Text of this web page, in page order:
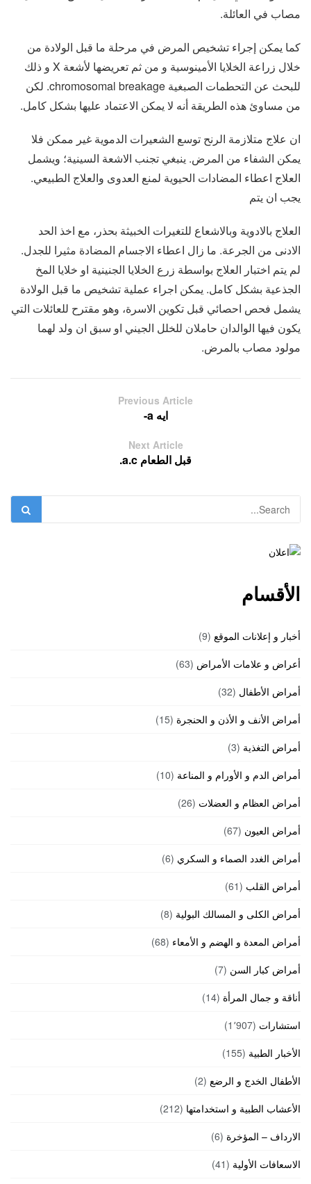
مصاب في العائلة.
كما يمكن إجراء تشخيص المرض في مرحلة ما قبل الولادة من
خلال زراعة الخلايا الأمينوسية و من ثم تعريضها لأشعة X و ذلك
للبحث عن التحطمات الصبغية chromosomal breakage. لكن
من مساوئ هذه الطريقة أنه لا يمكن الاعتماد عليها بشكل كامل.
ان علاج متلازمة الرنح توسع الشعيرات الدموية غير ممكن فلا
يمكن الشفاء من المرض. ينبغي تجنب الاشعة السينية؛ ويشمل
العلاج اعطاء المضادات الحيوية لمنع العدوى والعلاج الطبيعي.
يجب ان يتم
العلاج بالادوية وبالاشعاع للتغيرات الخبيثة بحذر، مع اخذ الحد
الادنى من الجرعة. ما زال اعطاء الاجسام المضادة مثيرا للجدل.
لم يتم اختبار العلاج بواسطة زرع الخلايا الجنينية او خلايا المخ
الجذعية بشكل كامل. يمكن اجراء عملية تشخيص ما قبل الولادة
يشمل فحص احصائي قبل تكوين الاسرة، وهو مقترح للعائلات التي
يكون فيها الوالدان حاملان للخلل الجيني او سبق ان ولد لهما
مولود مصاب بالمرض.
Previous Article
ايه a-
Next Article
قبل الطعام a.c.
الأقسام
أخبار و إعلانات الموقع (9)
أعراض و علامات الأمراض (63)
أمراض الأطفال (32)
أمراض الأنف و الأذن و الحنجرة (15)
أمراض التغذية (3)
أمراض الدم و الأورام و المناعة (10)
أمراض العظام و العضلات (26)
أمراض العيون (67)
أمراض الغدد الصماء و السكري (6)
أمراض القلب (61)
أمراض الكلى و المسالك البولية (8)
أمراض المعدة و الهضم و الأمعاء (68)
أمراض كبار السن (7)
أناقة و جمال المرأة (14)
استشارات (1٬907)
الأخبار الطبية (155)
الأطفال الخدج و الرضع (2)
الأعشاب الطبية و استخدامتها (212)
الارداف – المؤخرة (6)
الاسعافات الأولية (41)